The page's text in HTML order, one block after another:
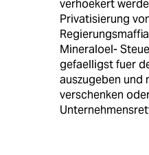
verhoekert
Privatisierung
Mineraloel-
gefaelligst fuer
auszugeben und
verschenken